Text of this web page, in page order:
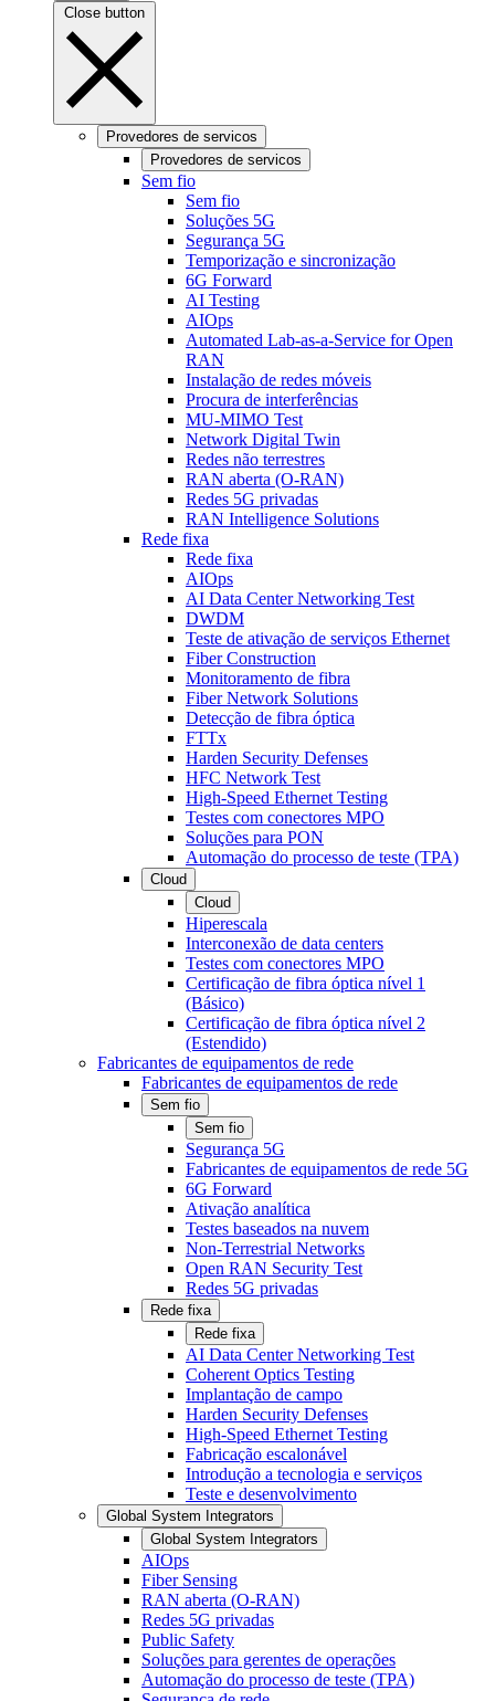
Close button
Provedores de servicos
Provedores de servicos
Sem fio
Sem fio
Soluções 5G
Segurança 5G
Temporização e sincronização
6G Forward
AI Testing
AIOps
Automated Lab-as-a-Service for Open
RAN
Instalação de redes móveis
Procura de interferências
MU-MIMO Test
Network Digital Twin
Redes não terrestres
RAN aberta (O-RAN)
Redes 5G privadas
RAN Intelligence Solutions
Rede fixa
Rede fixa
AIOps
AI Data Center Networking Test
DWDM
Teste de ativação de serviços Ethernet
Fiber Construction
Monitoramento de fibra
Fiber Network Solutions
Detecção de fibra óptica
FTTx
Harden Security Defenses
HFC Network Test
High-Speed Ethernet Testing
Testes com conectores MPO
Soluções para PON
Automação do processo de teste (TPA)
Cloud
Cloud
Hiperescala
Interconexão de data centers
Testes com conectores MPO
Certificação de fibra óptica nível 1
(Básico)
Certificação de fibra óptica nível 2
(Estendido)
Fabricantes de equipamentos de rede
Fabricantes de equipamentos de rede
Sem fio
Sem fio
Segurança 5G
Fabricantes de equipamentos de rede 5G
6G Forward
Ativação analítica
Testes baseados na nuvem
Non-Terrestrial Networks
Open RAN Security Test
Redes 5G privadas
Rede fixa
Rede fixa
AI Data Center Networking Test
Coherent Optics Testing
Implantação de campo
Harden Security Defenses
High-Speed Ethernet Testing
Fabricação escalonável
Introdução a tecnologia e serviços
Teste e desenvolvimento
Global System Integrators
Global System Integrators
AIOps
Fiber Sensing
RAN aberta (O-RAN)
Redes 5G privadas
Public Safety
Soluções para gerentes de operações
Automação do processo de teste (TPA)